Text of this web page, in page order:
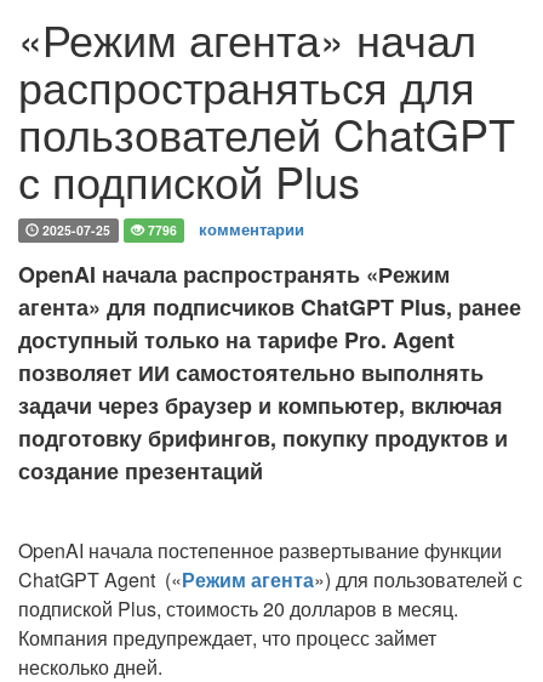
«Режим агента» начал
распространяться для
пользователей ChatGPT
с подпиской Plus
2025-07-25 7796 комментарии
OpenAI начала распространять «Режим
агента» для подписчиков ChatGPT Plus, ранее
доступный только на тарифе Pro. Agent
позволяет ИИ самостоятельно выполнять
задачи через браузер и компьютер, включая
подготовку брифингов, покупку продуктов и
создание презентаций
OpenAI начала постепенное развертывание функции
ChatGPT Agent («Режим агента») для пользователей с
подпиской Plus, стоимость 20 долларов в месяц.
Компания предупреждает, что процесс займет
несколько дней.